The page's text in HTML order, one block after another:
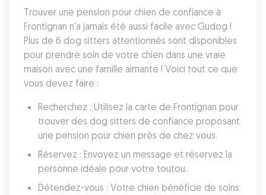
Trouver une pension pour chien de confiance à
Frontignan n'a jamais été aussi facile avec Gudog !
Plus de 6 dog sitters attentionnés sont disponibles
pour prendre soin de votre chien dans une vraie
maison avec une famille aimante ! Voici tout ce que
vous devez faire :
Recherchez : Utilisez la carte de Frontignan pour
trouver des dog sitters de confiance proposant
une pension pour chien près de chez vous.
Réservez : Envoyez un message et réservez la
personne idéale pour votre toutou.
Détendez-vous : Votre chien bénéficie de soins